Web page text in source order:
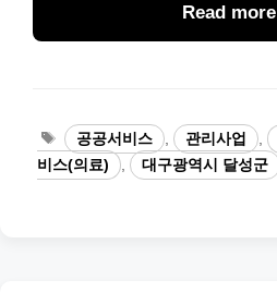
Read more
태
그
공공서비스 관리사업
비스(의료)
대구광역시 달성군